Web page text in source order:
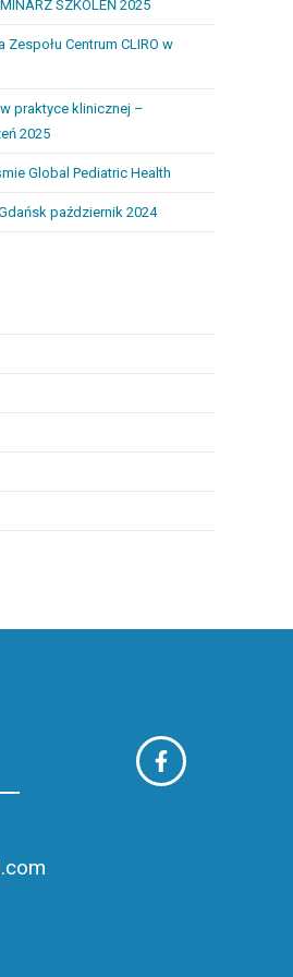
SZKOLEŃ 2025
Zespołu Centrum CLIRO w
praktyce klinicznej –
2025
Global Pediatric Health
październik 2024